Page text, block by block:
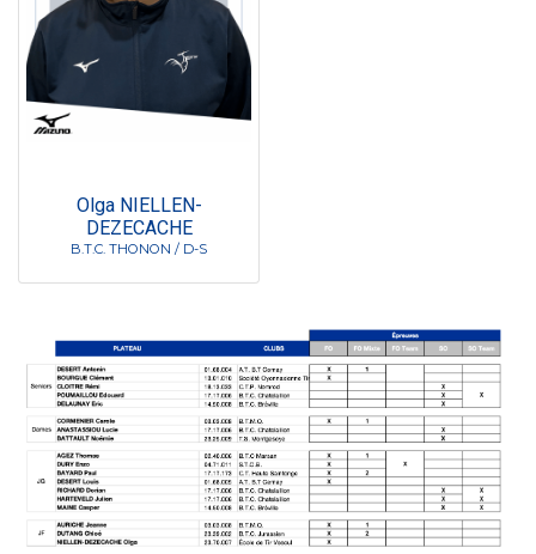
Olga NIELLEN-
DEZECACHE
B.T.C. THONON / D-S